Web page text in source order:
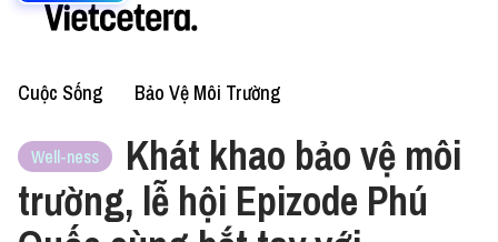
Cuộc Sống Bảo Vệ Môi Trường
Well-ness
Khát khao bảo vệ môi
trường, lễ hội Epizode Phú